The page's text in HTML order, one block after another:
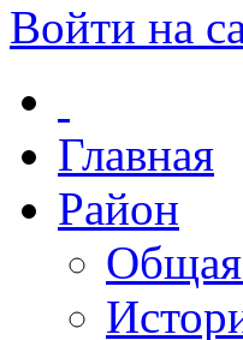
Войти на
Главная
Район